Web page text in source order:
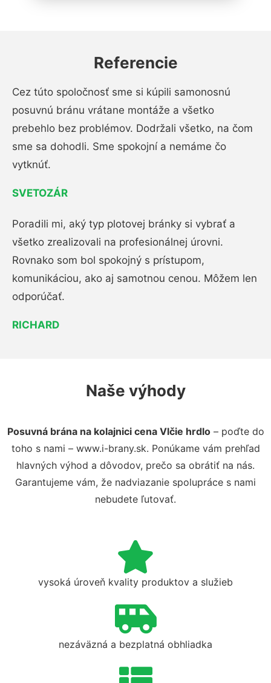
Referencie
Cez túto spoločnosť sme si kúpili samonosnú
posuvnú bránu vrátane montáže a všetko
prebehlo bez problémov. Dodržali všetko, na čom
sme sa dohodli. Sme spokojní a nemáme čo
vytknúť.
SVETOZÁR
Poradili mi, aký typ plotovej bránky si vybrať a
všetko zrealizovali na profesionálnej úrovni.
Rovnako som bol spokojný s prístupom,
komunikáciou, ako aj samotnou cenou. Môžem len
odporúčať.
RICHARD
Naše výhody
Posuvná brána na kolajnici cena Vlčie hrdlo– poďte do
toho s nami – www.i-brany.sk. Ponúkame vám prehľad
hlavných výhod a dôvodov, prečo sa obrátiť na nás.
Garantujeme vám, že nadviazanie spolupráce s nami
nebudete ľutovať.
vysoká úroveň kvality produktov a služieb
nezáväzná a bezplatná obhliadka